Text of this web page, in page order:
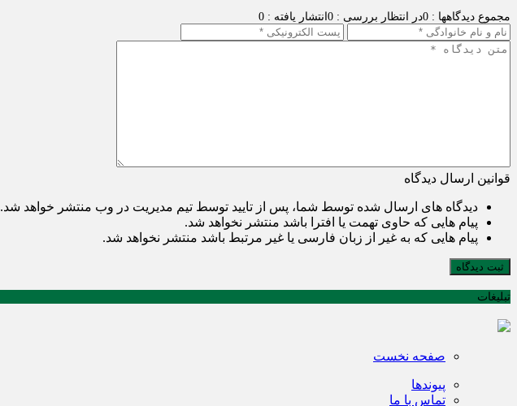
مجموع دیدگاهها : 0 در انتظار بررسی : 0 انتشار یافته : 0
قوانین ارسال دیدگاه
دیدگاه های ارسال شده توسط شما، پس از تایید توسط تیم مدیریت در وب منتشر خواهد شد.
پیام هایی که حاوی تهمت یا افترا باشد منتشر نخواهد شد.
پیام هایی که به غیر از زبان فارسی یا غیر مرتبط باشد منتشر نخواهد شد.
ثبت دیدگاه
تبلیغات
صفحه نخست
پیوندها
تماس با ما